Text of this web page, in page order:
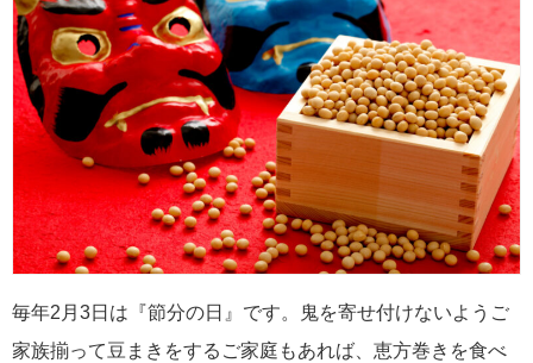
毎年2月3日は『節分の日』です。鬼を寄せ付けないようご
家族揃って豆まきをするご家庭もあれば、恵方巻きを食べ